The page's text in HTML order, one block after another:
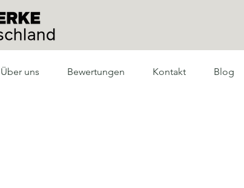
Über uns Bewertungen Kontakt Blog